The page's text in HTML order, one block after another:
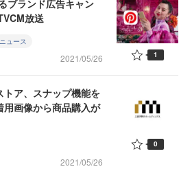
ブランド広告キャン
放送
ニュース
2021/05/26 1
ア、スナップ機能を
画像から商品購入が
2021/05/26
0